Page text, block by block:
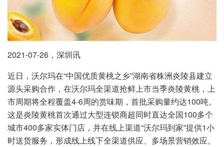
2021-07-26，深圳讯
近日，沃尔玛在“中国优质黄桃之乡”湖南省株洲炎陵县建立
源头采购合作，在沃尔玛全渠道抢鲜上市当季炎陵黄桃，上
市周期将全程覆盖4-6周的赏味期，首批采购量约达100吨。
这是炎陵黄桃首次通过大型连锁商超同时直达全国100多个
城市400多家实体门店，并在线上渠道“沃尔玛到家”提供1小
时送货服务，形成线上线下全渠道供应、多场景营销效应。